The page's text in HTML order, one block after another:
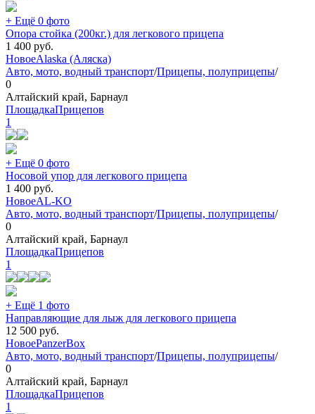
+ Ещё 0 фото
Опора стойка (200кг.) для легкового прицепа
1 400 руб.
НовоеAlaska (Аляска)
Авто, мото, водный транспорт/Прицепы, полуприцепы/
0
Алтайский край, Барнаул
ПлощадкаПрицепов
1
+ Ещё 0 фото
Носовой упор для легкового прицепа
1 400 руб.
НовоеAL-KO
Авто, мото, водный транспорт/Прицепы, полуприцепы/
0
Алтайский край, Барнаул
ПлощадкаПрицепов
1
+ Ещё 1 фото
Направляющие для лыж для легкового прицепа
12 500 руб.
НовоеPanzerBox
Авто, мото, водный транспорт/Прицепы, полуприцепы/
0
Алтайский край, Барнаул
ПлощадкаПрицепов
1